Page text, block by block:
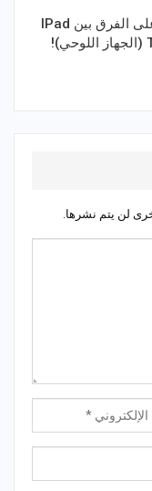
تعرَّف على الفرق بين IPad
لن يتم نشرها.